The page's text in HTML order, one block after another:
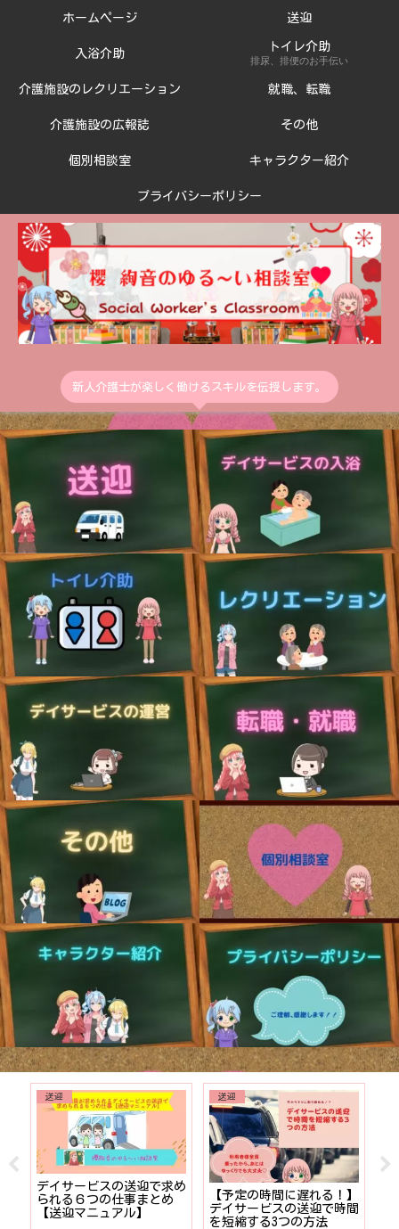
新人介護士が楽しく働けるスキルを伝授します。
ホームページ 送迎
入浴介助
トイレ介助
排尿、排便のお手伝い
介護施設のレクリエーション 就職、転職
介護施設の広報誌 その他
個別相談室 キャラクター紹介
プライバシーポリシー
送迎
デイサービスの送迎で求め
られる６つの仕事まとめ
【送迎マニュアル】
送迎
【予定の時間に遅れる！】
デイサービスの送迎で時間
を短縮する3つの方法